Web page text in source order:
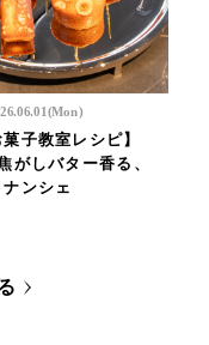
26.06.01(Mon)
菓子教室レシピ】
がしバター香る、
ンシェ